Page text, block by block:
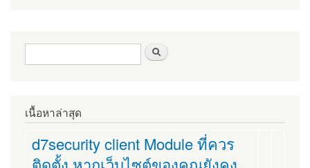
ฟอร์มค้นหา
เนื้อหาล่าสุด
d7security client Module ที่ควร